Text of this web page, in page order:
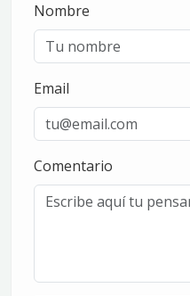
Nombre
Email
Comentario